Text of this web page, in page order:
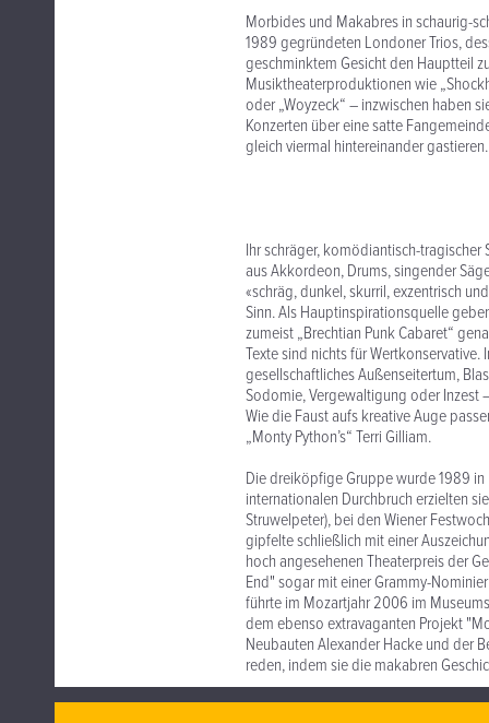
Morbides und Makabres in schaurig-
1989 gegründeten Londoner Trios,
geschminktem Gesicht den Hauptteil
Musiktheaterproduktionen wie
oder „Woyzeck“ – inzwischen haben
Konzerten über eine satte
gleich viermal hintereinander
Ihr schräger, komödiantisch-
aus Akkordeon, Drums, singender
«schräg, dunkel, skurril, exzentrisch
Sinn. Als Hauptinspirationsquelle
zumeist „Brechtian Punk Cabaret“
Texte sind nichts für
gesellschaftliches Außenseitertum,
Sodomie, Vergewaltigung oder Inzest
Wie die Faust aufs kreative Auge
„Monty Python’s“ Terri Gilliam.
Die dreiköpfige Gruppe wurde 1989
internationalen Durchbruch erzielten
Struwelpeter), bei den Wiener
gipfelte schließlich mit einer
hoch angesehenen Theaterpreis der
End" sogar mit einer Grammy-
führte im Mozartjahr 2006 im
dem ebenso extravaganten Projekt
Neubauten Alexander Hacke und der
reden, indem sie die makabren